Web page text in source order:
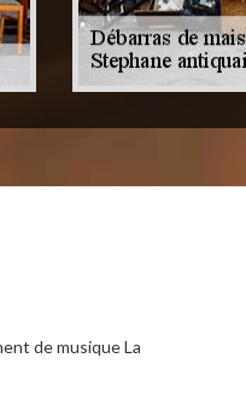
de musique La